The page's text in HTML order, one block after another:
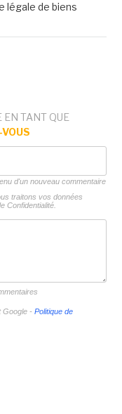
légale de biens
TANT QUE
d'un nouveau commentaire
traitons vos données
Confidentialité.
Google - Politique de